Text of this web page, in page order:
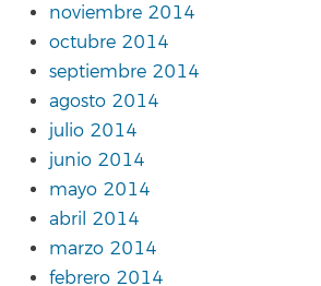
noviembre 2014
octubre 2014
septiembre 2014
agosto 2014
julio 2014
junio 2014
mayo 2014
abril 2014
marzo 2014
febrero 2014